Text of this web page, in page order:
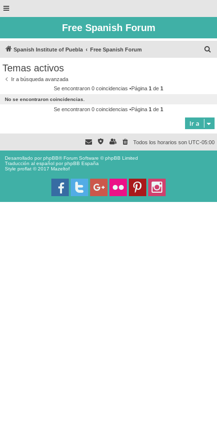
Free Spanish Forum
Spanish Institute of Puebla Free Spanish Forum
Temas activos
Ir a búsqueda avanzada
Se encontraron 0 coincidencias •Página 1 de 1
No se encontraron coincidencias.
Se encontraron 0 coincidencias •Página 1 de 1
Ir a
Todos los horarios son UTC-05:00
Desarrollado porphpBB® Forum Software © phpBB Limited
Traducción al español porphpBB España
Style proflat © 2017 Mazeltof